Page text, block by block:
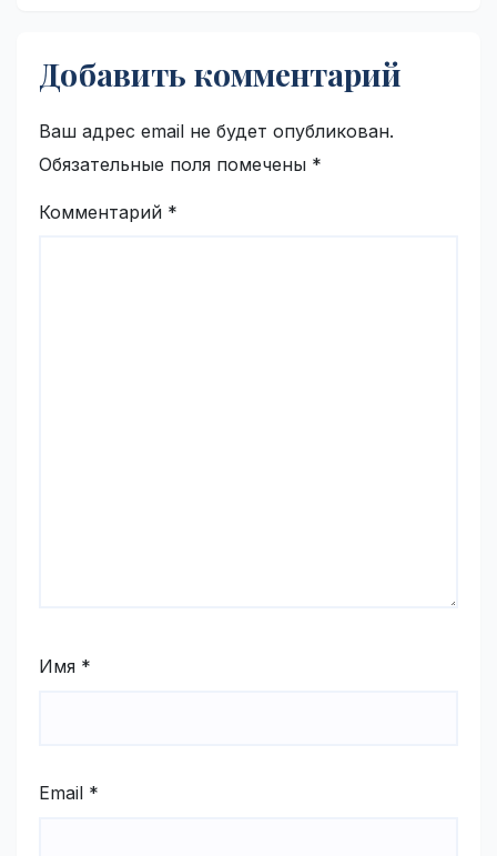
Добавить комментарий
Ваш адрес email не будет опубликован.
Обязательные поля помечены *
Комментарий *
Имя *
Email *